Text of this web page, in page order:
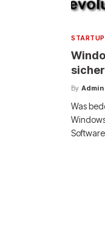
STARTUP
By Admin
Was